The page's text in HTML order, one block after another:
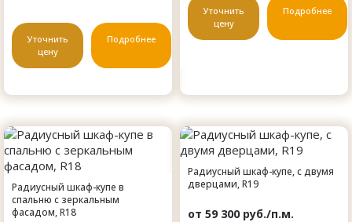
Уточнить
цену
Подробнее
Уточнить
цену
Подробнее
Радиусный шкаф-купе в
спальню с зеркальным
фасадом, R18
Радиусный шкаф-купе, с двумя
дверцами, R19
от 59 300 руб./п.м.